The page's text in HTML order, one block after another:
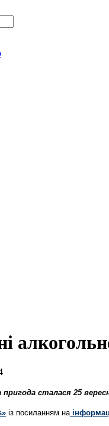
сталася 25
із посиланням на